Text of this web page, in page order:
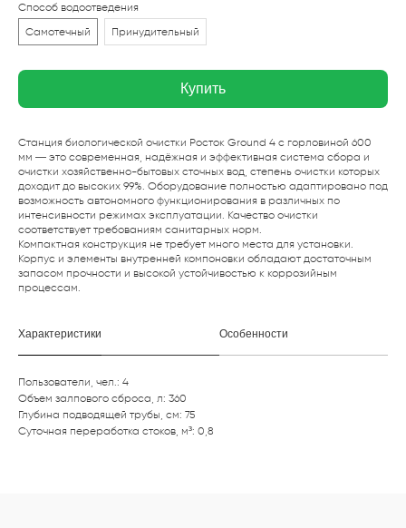
Способ водоотведения
Самотечный
Принудительный
Купить
Станция биологической очистки Росток Ground 4 с горловиной 600
мм — это современная, надёжная и эффективная система сбора и
очистки хозяйственно-бытовых сточных вод, степень очистки которых
доходит до высоких 99%. Оборудование полностью адаптировано под
возможность автономного функционирования в различных по
интенсивности режимах эксплуатации. Качество очистки
соответствует требованиям санитарных норм.
Компактная конструкция не требует много места для установки.
Корпус и элементы внутренней компоновки обладают достаточным
запасом прочности и высокой устойчивостью к коррозийным
процессам.
Характеристики Особенности
Пользователи, чел.: 4
Объем залпового сброса, л: 360
Глубина подводящей трубы, см: 75
Суточная переработка стоков, м³: 0,8